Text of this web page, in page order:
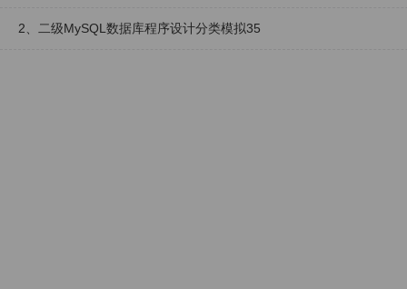
2、二级MySQL数据库程序设计分类模拟35